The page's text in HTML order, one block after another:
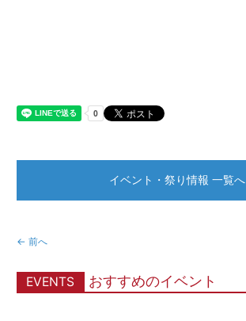
← 前へ
イベント・祭り情報 一覧へ
EVENTS おすすめのイベント